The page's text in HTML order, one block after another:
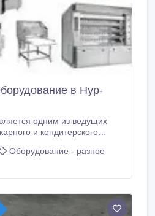
в Нур-
одним из ведущих
и кондитерского
для пищевого
Оборудование - разное